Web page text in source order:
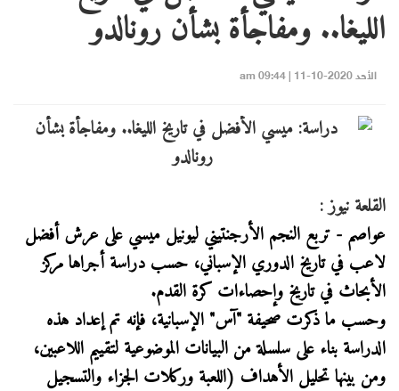
الليغا.. ومفاجأة بشأن رونالدو
الأحد 2020-10-11 | 09:44 am
القلعة نيوز :
عواصم - تربع النجم الأرجنتيني ليونيل ميسي على عرش أفضل
لاعب في تاريخ الدوري الإسباني، حسب دراسة أجراها مركز
الأبحاث في تاريخ وإحصاءات كرة القدم.
وحسب ما ذكرت صحيفة "آس" الإسبانية، فإنه تم إعداد هذه
الدراسة بناء على سلسلة من البيانات الموضوعية لتقييم اللاعبين،
ومن بينها تحليل الأهداف (اللعبة وركلات الجزاء والتسجيل